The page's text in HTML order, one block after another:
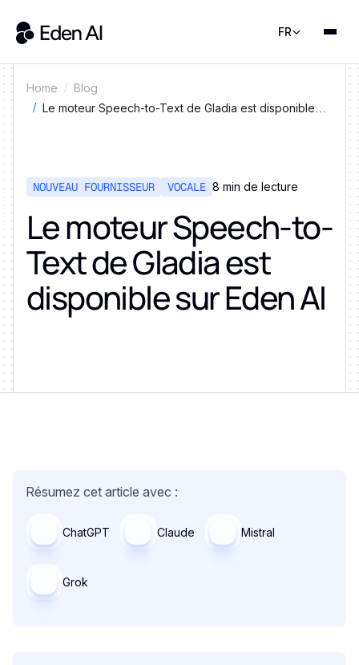
FR
Home
Blog
Le moteur Speech-to-Text de Gladia est disponible
NOUVEAU FOURNISSEUR VOCALE 8 min de lecture
Le moteur Speech-to-
Text de Gladia est
disponible sur Eden AI
Résumez cet article avec :
ChatGPT Claude Mistral
Grok